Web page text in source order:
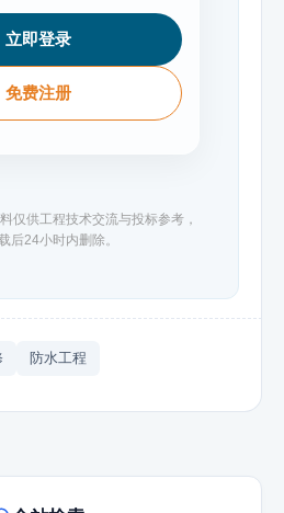
立即登录
免费注册
仅供工程技术交流与投标参考，
后24小时内删除。
防水工程